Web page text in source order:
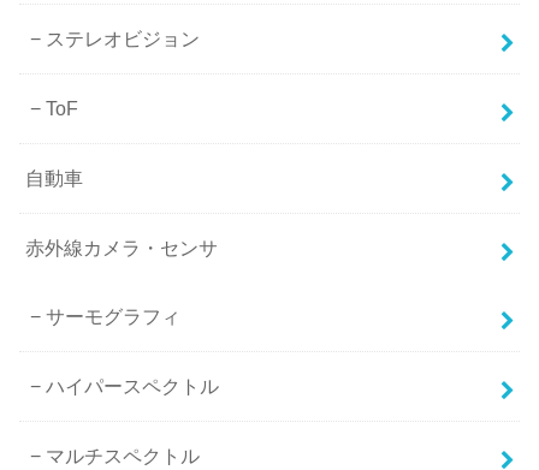
ステレオビジョン
ToF
自動車
赤外線カメラ・センサ
サーモグラフィ
ハイパースペクトル
マルチスペクトル